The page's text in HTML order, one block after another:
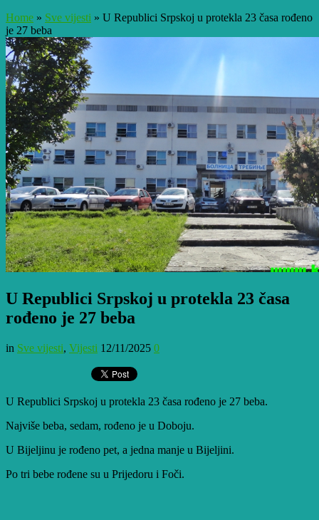
Home » Sve vijesti » U Republici Srpskoj u protekla 23 časa rođeno
je 27 beba
U Republici Srpskoj u protekla 23 časa
rođeno je 27 beba
in Sve vijesti, Vijesti 12/11/2025 0
U Republici Srpskoj u protekla 23 časa rođeno je 27 beba.
Najviše beba, sedam, rođeno je u Doboju.
U Bijeljinu je rođeno pet, a jedna manje u Bijeljini.
Po tri bebe rođene su u Prijedoru i Foči.